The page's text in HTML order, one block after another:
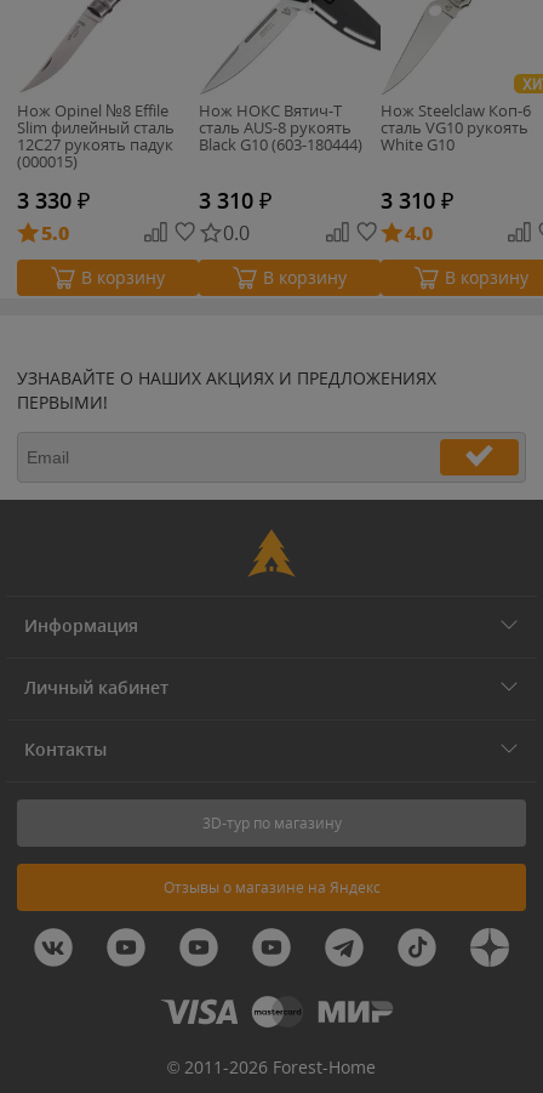
Нож Opinel №8 Effile
Slim филейный сталь
12C27 рукоять падук
(000015)
3 330 ₽
5.0
В корзину
Нож НОКС Вятич-Т
сталь AUS-8 рукоять
Black G10 (603-180444)
3 310 ₽
0.0
В корзину
Нож Steelclaw Коп-6
сталь VG10 рукоять
White G10
3 310 ₽
4.0
В корзину
УЗНАВАЙТЕ О НАШИХ АКЦИЯХ И ПРЕДЛОЖЕНИЯХ
ПЕРВЫМИ!
Информация
Личный кабинет
Контакты
3D-тур по магазину
Отзывы о магазине на Яндекс
© 2011-2026 Forest-Home